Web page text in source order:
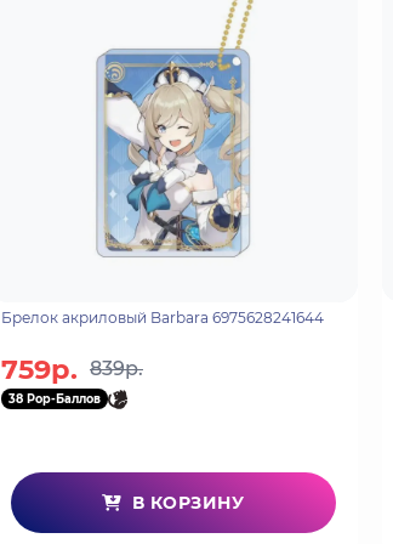
Брелок акриловый Barbara 6975628241644
759р. 839р.
38 Pop-Баллов
В КОРЗИНУ